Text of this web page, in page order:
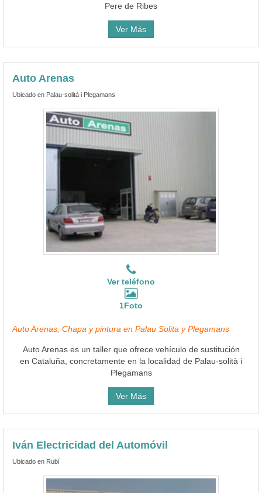
Pere de Ribes
Ver Más
Auto Arenas
Ubicado en Palau-solità i Plegamans
Ver teléfono
1Foto
Auto Arenas, Chapa y pintura en Palau Solita y Plegamans
Auto Arenas es un taller que ofrece vehículo de sustitución
en Cataluña, concretamente en la localidad de Palau-solità i
Plegamans
Ver Más
Iván Electricidad del Automóvil
Ubicado en Rubí